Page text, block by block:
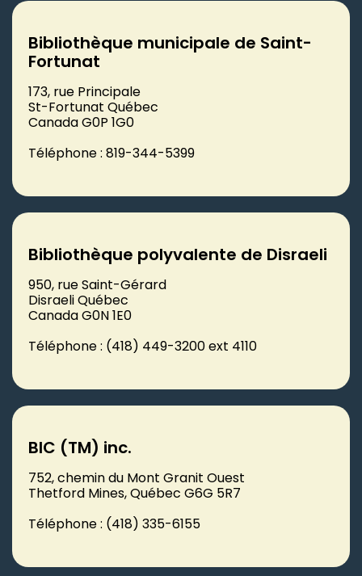
Bibliothèque municipale de Saint-
Fortunat
173, rue Principale
St-Fortunat Québec
Canada G0P 1G0
Téléphone : 819-344-5399
Bibliothèque polyvalente de Disraeli
950, rue Saint-Gérard
Disraeli Québec
Canada G0N 1E0
Téléphone : (418) 449-3200 ext 4110
BIC (TM) inc.
752, chemin du Mont Granit Ouest
Thetford Mines, Québec G6G 5R7
Téléphone : (418) 335-6155